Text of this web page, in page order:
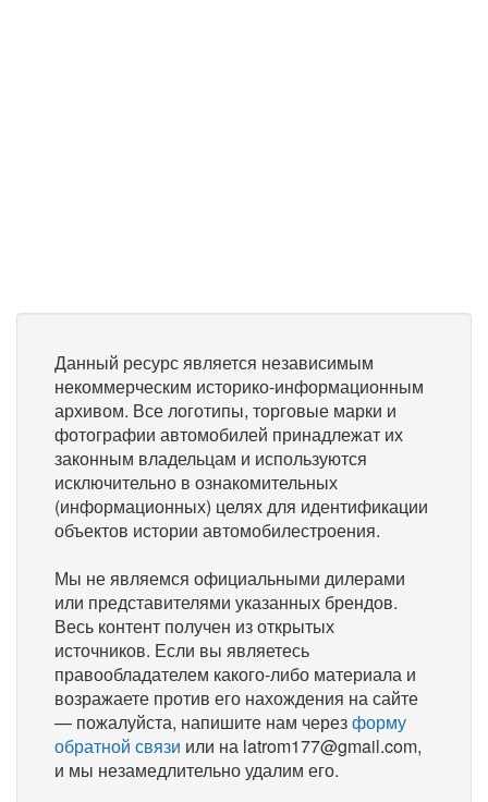
Данный ресурс является независимым
некоммерческим историко-информационным
архивом. Все логотипы, торговые марки и
фотографии автомобилей принадлежат их
законным владельцам и используются
исключительно в ознакомительных
(информационных) целях для идентификации
объектов истории автомобилестроения.
Мы не являемся официальными дилерами
или представителями указанных брендов.
Весь контент получен из открытых
источников. Если вы являетесь
правообладателем какого-либо материала и
возражаете против его нахождения на сайте
— пожалуйста, напишите нам черезформу
обратной связи или на latrom177@gmail.com,
и мы незамедлительно удалим его.